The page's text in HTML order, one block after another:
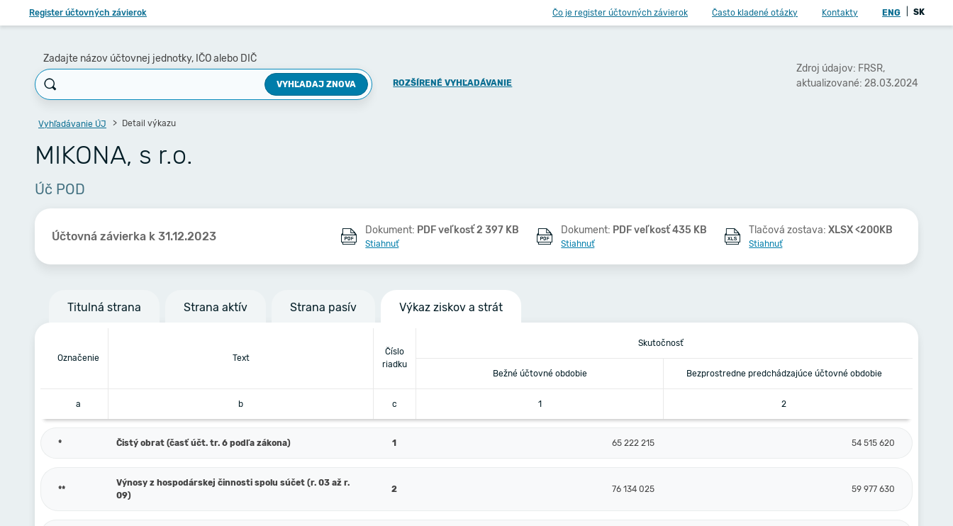
Register účtovných závierok Čo je register účtovných závierok Často kladené otázky Kontakty ENG SK
Zadajte názov účtovnej jednotky, IČO alebo DIČ
VYHĽADAJ ZNOVA ROZŠÍRENÉ VYHĽADÁVANIE
Zdroj údajov: FRSR,
aktualizované: 28.03.2024
Vyhľadávanie ÚJ Detail výkazu
MIKONA, s r.o.
Úč POD
Účtovná závierka k 31.12.2023 Dokument: PDF veľkosť 2 397 KB
Stiahnuť
Dokument: PDF veľkosť 435 KB
Stiahnuť
Tlačová zostava:XLSX <200KB
Stiahnuť
Titulná strana Strana aktív Strana pasív Výkaz ziskov a strát
Označenie Text
Číslo
riadku
Skutočnosť
Bežné účtovné obdobie Bezprostredne predchádzajúce účtovné obdobie
a b c 1 2
* Čistý obrat (časť účt. tr. 6 podľa zákona) 1 65 222 215 54 515 620
**
Výnosy z hospodárskej činnosti spolu súčet (r. 03 až r.
09)
2 76 134 025 59 977 630